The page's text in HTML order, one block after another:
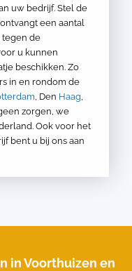
uw bedrijf. Stel de
een aantal
tegen de
u kunnen
beschikken. Zo
in en rondom de
, Den Haag,
zorgen, we
Ook voor het
bent u bij ons aan
in Voorthuizen en